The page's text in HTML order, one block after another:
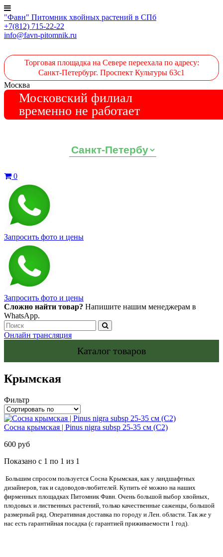
"Фавн" Питомник хвойных растений в СПб
+7(812) 715-22-22
info@favn-pitomnik.ru
Торговая площадка на Севере переехала по адресу:
Санкт-Петербург. Проспект Культуры 63с1
Москва
Московский филиал
временно не работает
0
Запросить фото и цены
Запросить фото и цены
Сложно найти товар? Напишите нашим менеджерам в
WhatsApp.
Онлайн трансляция
Каталог товаров
Крымская
Фильтр
Сосна крымская | Pinus nigra subsp 25-35 см (С2)
600 руб
Показано с 1 по 1 из 1
Большим спросом пользуется Сосна Крымская, как у ландшафтных
дизайнеров, так и садоводов-любителей. Купить её можно на наших
фирменных площадках Питомник Фавн. Очень большой выбор хвойных,
плодовых и лиственных растений, только качественные саженцы, большой
размерный ряд. Оперативная доставка по городу и Лен. области . Так же у
нас есть гарантийная посадка (с гарантией приживаемости 1 год).